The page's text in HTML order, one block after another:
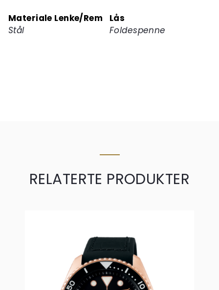
Materiale Lenke/Rem
Stål
Lås
Foldespenne
RELATERTE PRODUKTER